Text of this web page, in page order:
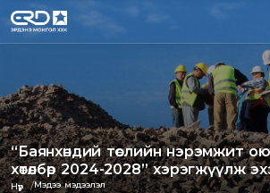
“Баянхөндий төслийн нэрэмжит
хөтөлбөр 2024-2028” хэрэгжүүлж
Нүүр Мэдээ мэдээлэл